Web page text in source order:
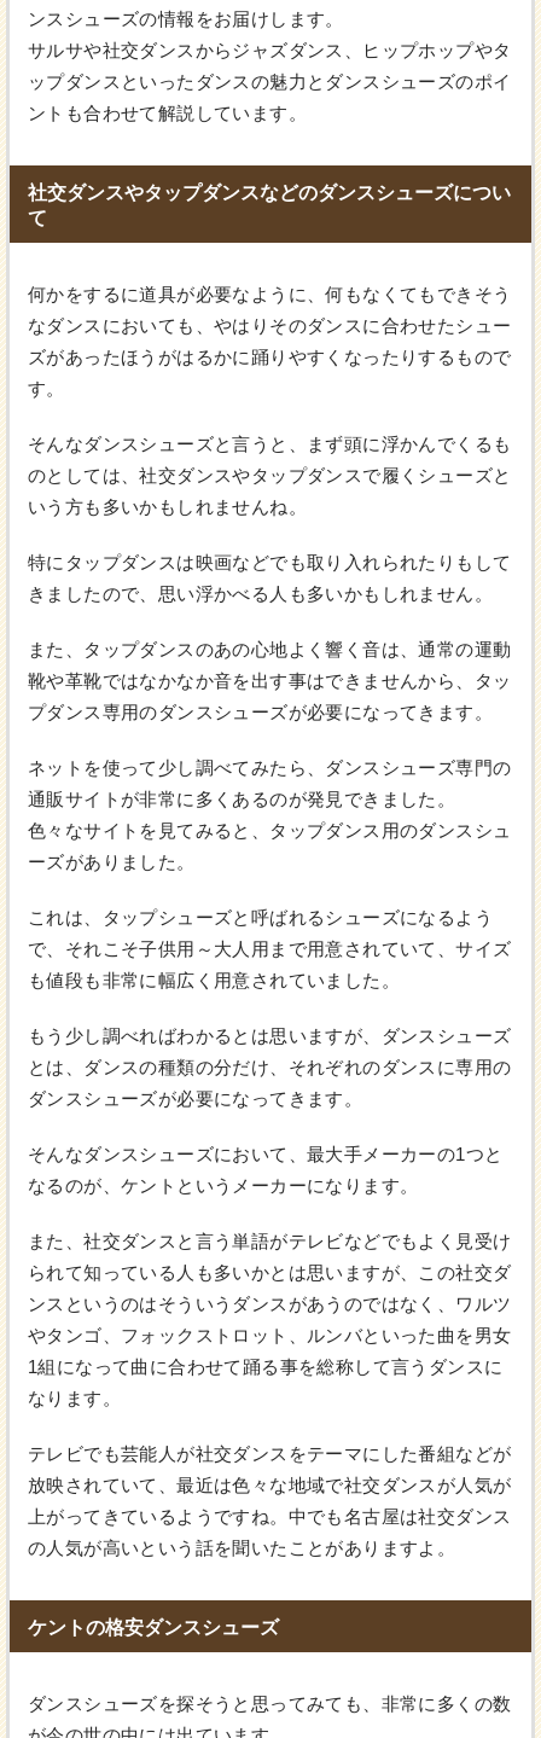
ンスシューズの情報をお届けします。
サルサや社交ダンスからジャズダンス、ヒップホップやタ
ップダンスといったダンスの魅力とダンスシューズのポイ
ントも合わせて解説しています。
社交ダンスやタップダンスなどのダンスシューズについ
て
何かをするに道具が必要なように、何もなくてもできそう
なダンスにおいても、やはりそのダンスに合わせたシュー
ズがあったほうがはるかに踊りやすくなったりするもので
す。
そんなダンスシューズと言うと、まず頭に浮かんでくるも
のとしては、社交ダンスやタップダンスで履くシューズと
いう方も多いかもしれませんね。
特にタップダンスは映画などでも取り入れられたりもして
きましたので、思い浮かべる人も多いかもしれません。
また、タップダンスのあの心地よく響く音は、通常の運動
靴や革靴ではなかなか音を出す事はできませんから、タッ
プダンス専用のダンスシューズが必要になってきます。
ネットを使って少し調べてみたら、ダンスシューズ専門の
通販サイトが非常に多くあるのが発見できました。
色々なサイトを見てみると、タップダンス用のダンスシュ
ーズがありました。
これは、タップシューズと呼ばれるシューズになるよう
で、それこそ子供用～大人用まで用意されていて、サイズ
も値段も非常に幅広く用意されていました。
もう少し調べればわかるとは思いますが、ダンスシューズ
とは、ダンスの種類の分だけ、それぞれのダンスに専用の
ダンスシューズが必要になってきます。
そんなダンスシューズにおいて、最大手メーカーの1つと
なるのが、ケントというメーカーになります。
また、社交ダンスと言う単語がテレビなどでもよく見受け
られて知っている人も多いかとは思いますが、この社交ダ
ンスというのはそういうダンスがあうのではなく、ワルツ
やタンゴ、フォックストロット、ルンバといった曲を男女
1組になって曲に合わせて踊る事を総称して言うダンスに
なります。
テレビでも芸能人が社交ダンスをテーマにした番組などが
放映されていて、最近は色々な地域で社交ダンスが人気が
上がってきているようですね。中でも名古屋は社交ダンス
の人気が高いという話を聞いたことがありますよ。
ケントの格安ダンスシューズ
ダンスシューズを探そうと思ってみても、非常に多くの数